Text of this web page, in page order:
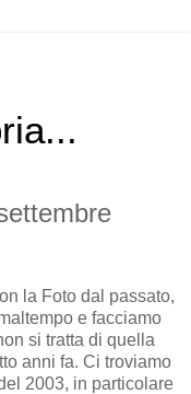
la Foto dal passato,
e facciamo
si tratta di quella
anni fa. Ci troviamo
2003, in particolare